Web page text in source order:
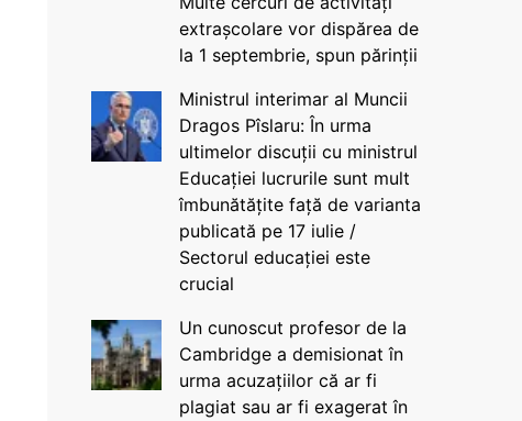
extrașcolare vor dispărea de
la 1 septembrie, spun părinții
Ministrul interimar al Muncii
Dragos Pîslaru: În urma
ultimelor discuții cu ministrul
Educației lucrurile sunt mult
îmbunătățite față de varianta
publicată pe 17 iulie /
Sectorul educației este
crucial
Un cunoscut profesor de la
Cambridge a demisionat în
urma acuzațiilor că ar fi
plagiat sau ar fi exagerat în